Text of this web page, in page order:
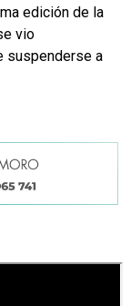
edición de la
vio
suspenderse a